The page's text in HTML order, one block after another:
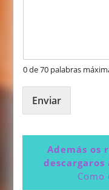
0 de 70 palabras
Enviar
Además os
Como